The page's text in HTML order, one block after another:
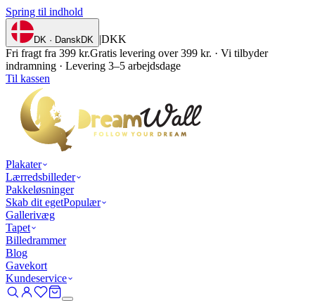
Spring til indhold
DK · DanskDK |DKK
Fri fragt fra 399 kr.Gratis levering over 399 kr. · Vi tilbyder
indramning · Levering 3–5 arbejdsdage
Til kassen
Plakater
Lærredsbilleder
Pakkeløsninger
Skab dit egetPopulær
Gallerivæg
Tapet
Billedrammer
Blog
Gavekort
Kundeservice